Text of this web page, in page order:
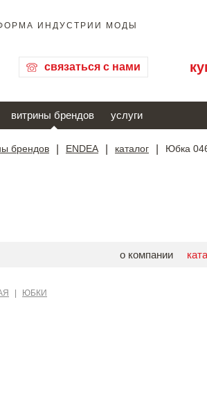
ИНДУСТРИИ МОДЫ
связаться с нами
витрины брендов услуги
брендов ENDEA каталог Юбка
о компании
ЮБКИ